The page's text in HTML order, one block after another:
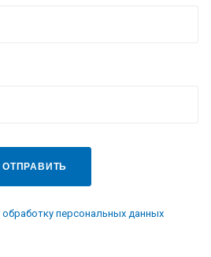
ОТПРАВИТЬ
обработку персональных данных